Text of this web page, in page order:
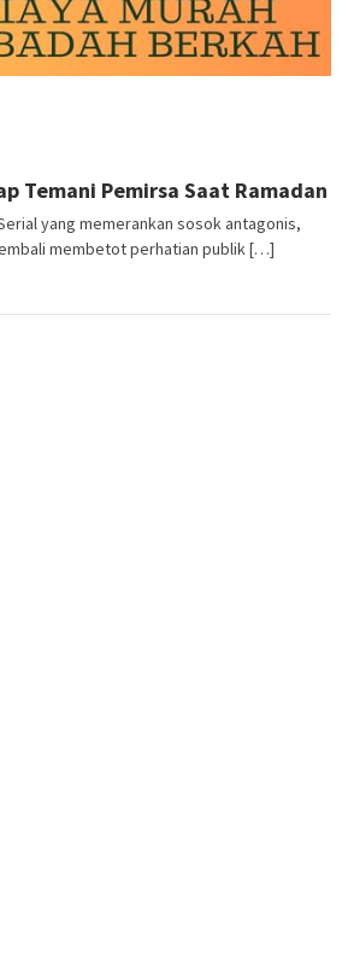
Temani Pemirsa Saat Ramadan
Serial yang memerankan sosok antagonis,
membetot perhatian publik […]